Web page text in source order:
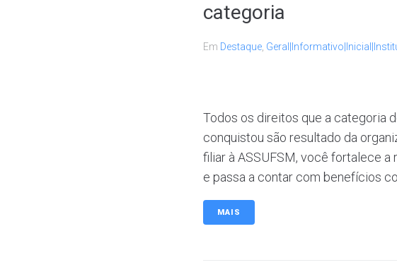
categoria
Em Destaque
Todos os direitos que a categoria
conquistou são resultado da
filiar à ASSUFSM, você fortalece
e passa a contar com benefícios
MAIS